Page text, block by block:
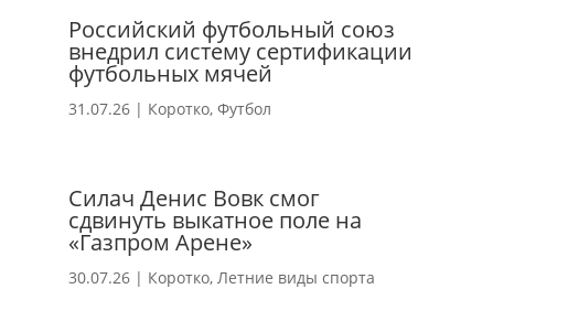
Российский футбольный союз
внедрил систему сертификации
футбольных мячей
31.07.26| Коротко, Футбол
Силач Денис Вовк смог
сдвинуть выкатное поле на
«Газпром Арене»
30.07.26| Коротко, Летние виды спорта